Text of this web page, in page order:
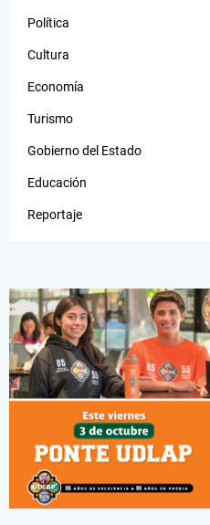
Política
Cultura
Economía
Turismo
Gobierno del Estado
Educación
Reportaje